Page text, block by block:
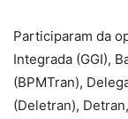
Participaram da
Integrada (GGI),
(BPMTran),
(Deletran),